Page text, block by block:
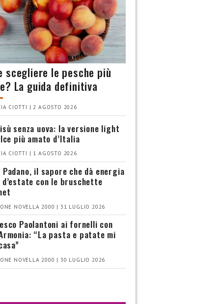
scegliere le pesche più
La guida definitiva
CIOTTI | 2 AGOSTO 2026
senza uova: la versione light
più amato d’Italia
CIOTTI | 1 AGOSTO 2026
Padano, il sapore che dà energia
d’estate con le bruschette
NOVELLA 2000 | 31 LUGLIO 2026
Paolantoni ai fornelli con
“La pasta e patate mi
NOVELLA 2000 | 30 LUGLIO 2026